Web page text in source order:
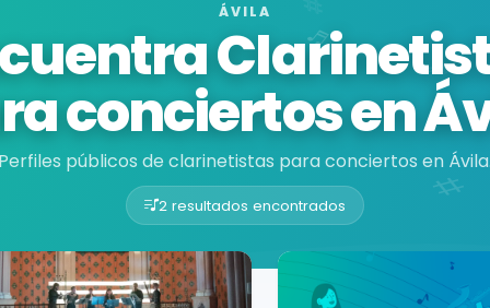
ÁVILA
conciertos en
Perfiles públicos de clarinetistas para conciertos en
2 resultados encontrados